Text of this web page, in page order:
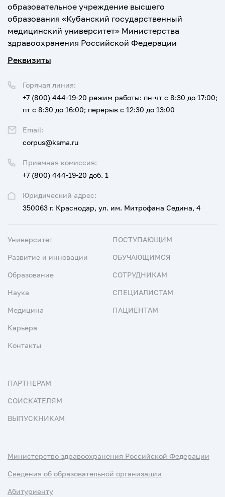
образовательное учреждение высшего
образования «Кубанский государственный
медицинский университет» Министерства
здравоохранения Российской Федерации
Реквизиты
Юридический адрес:
350063 г. Краснодар, ул. им. Митрофана Седина, 4
Приемная комиссия:
+7 (800) 444-19-20 доб. 1
Горячая линия:
+7 (800) 444-19-20 режим работы: пн-чт с 8:30 до 17:00;
пт с 8:30 до 16:00; перерыв с 12:30 до 13:00
Email:
corpus@ksma.ru
Университет
Развитие и инновации
Образование
Наука
Медицина
Карьера
Контакты
ПОСТУПАЮЩИМ
ОБУЧАЮЩИМСЯ
СОТРУДНИКАМ
СПЕЦИАЛИСТАМ
ПАЦИЕНТАМ
ПАРТНЕРАМ
СОИСКАТЕЛЯМ
ВЫПУСКНИКАМ
Министерство здравоохранения Российской Федерации
Сведения об образовательной организации
Абитуриенту